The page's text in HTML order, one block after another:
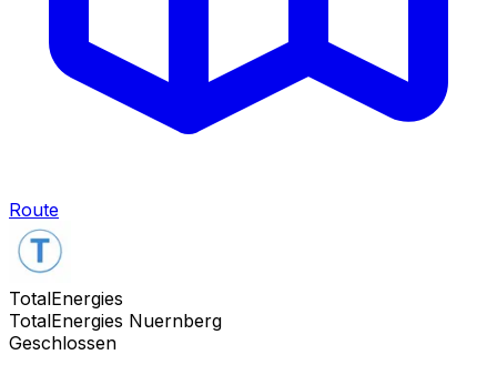
Route
TotalEnergies
TotalEnergies Nuernberg
Geschlossen